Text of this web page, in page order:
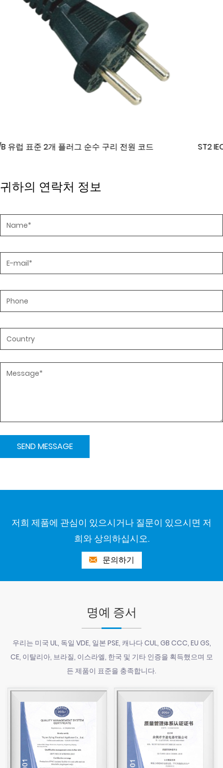
ST2 IEC 표준 전원 코드
귀하의 연락처 정보
저희 제품에 관심이 있으시거나 질문이 있으시면 저
희와 상의하십시오.
문의하기
명예 증서
우리는 미국 UL, 독일 VDE, 일본 PSE, 캐나다 CUL, GB CCC, EU GS,
CE, 이탈리아, 브라질, 이스라엘, 한국 및 기타 인증을 획득했으며 모
든 제품이 표준을 충족합니다.